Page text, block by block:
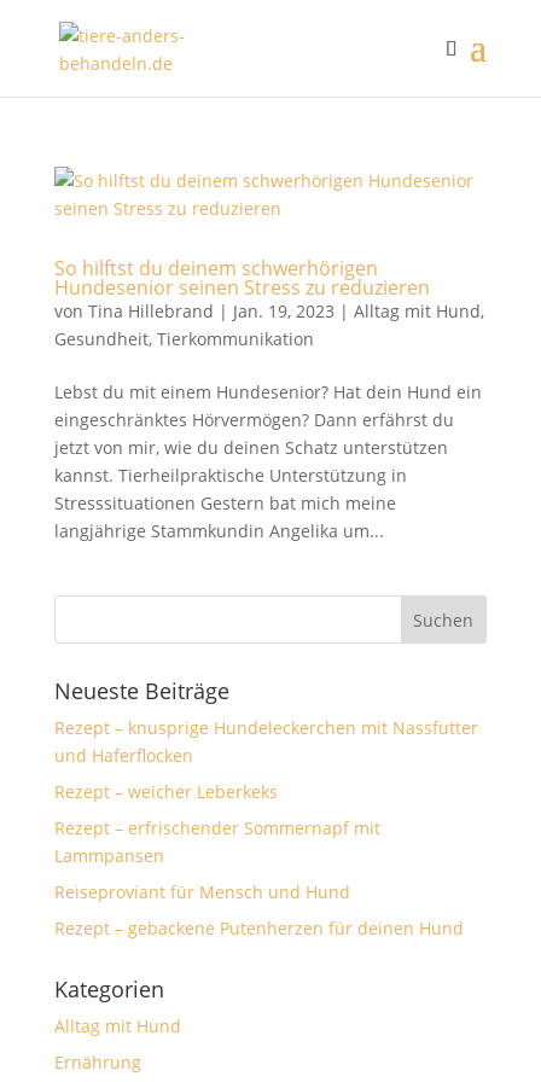
So hilftst du deinem schwerhörigen
Hundesenior seinen Stress zu reduzieren
von Tina Hillebrand | Jan. 19, 2023 | Alltag mit Hund,
Gesundheit, Tierkommunikation
Lebst du mit einem Hundesenior? Hat dein Hund ein
eingeschränktes Hörvermögen? Dann erfährst du
jetzt von mir, wie du deinen Schatz unterstützen
kannst. Tierheilpraktische Unterstützung in
Stresssituationen Gestern bat mich meine
langjährige Stammkundin Angelika um...
Neueste Beiträge
Rezept – knusprige Hundeleckerchen mit Nassfutter
und Haferflocken
Rezept – weicher Leberkeks
Rezept – erfrischender Sommernapf mit
Lammpansen
Reiseproviant für Mensch und Hund
Rezept – gebackene Putenherzen für deinen Hund
Kategorien
Alltag mit Hund
Ernährung